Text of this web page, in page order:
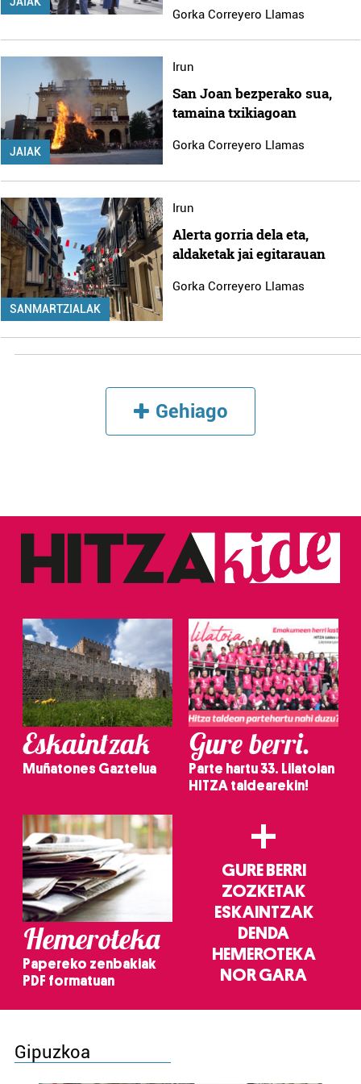
Gorka Correyero Llamas
JAIAK
Irun
San Joan bezperako sua,
tamaina txikiagoan
Gorka Correyero Llamas
SANMARTZIALAK
Irun
Alerta gorria dela eta,
aldaketak jai egitarauan
Gorka Correyero Llamas
Gehiago
Eskaintzak
Muñatones Gaztelua
Gure berri.
Parte hartu 33. Lilatoian
HITZA taldearekin!
Hemeroteka
Papereko zenbakiak
PDF formatuan
+
GURE BERRI
ZOZKETAK
ESKAINTZAK
DENDA
HEMEROTEKA
NOR GARA
Gipuzkoa